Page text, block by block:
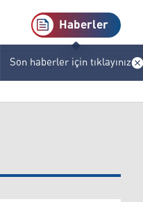
Haberler
Son haberler için tıklayınız